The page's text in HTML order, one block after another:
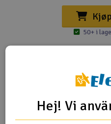
Kjøp
50+ i
Hej! Vi